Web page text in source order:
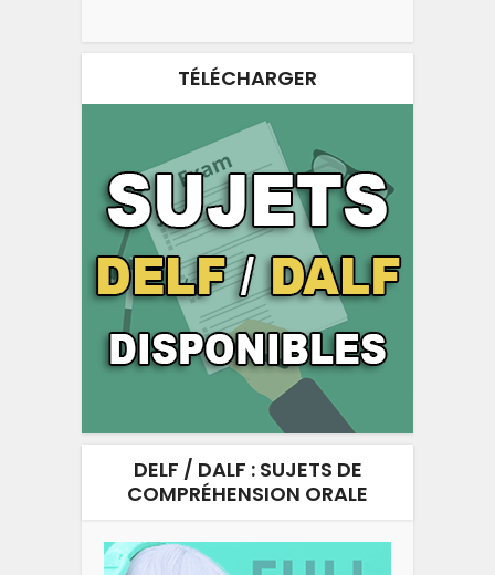
TÉLÉCHARGER
DELF / DALF : SUJETS DE
COMPRÉHENSION ORALE